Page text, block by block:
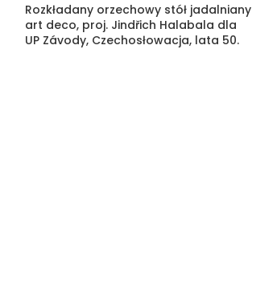
Rozkładany orzechowy stół jadalniany
art deco, proj. Jindřich Halabala dla
UP Závody, Czechosłowacja, lata 50.